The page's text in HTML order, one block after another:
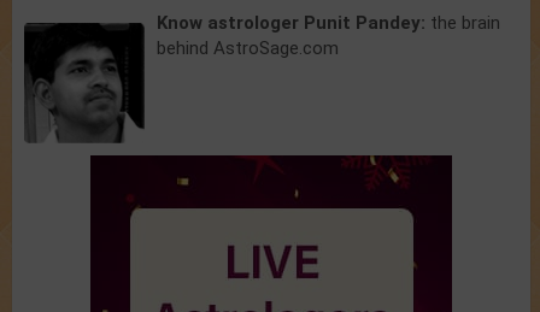
Know astrologer Punit Pandey: the brain
behind AstroSage.com